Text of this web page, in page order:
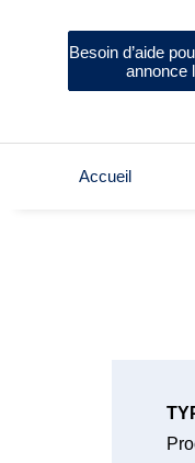
Besoin d’aide
annonce
Accueil